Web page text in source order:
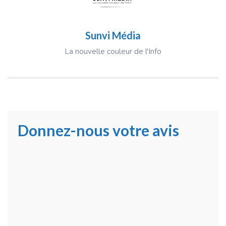
Sunvi Média
La nouvelle couleur de l'Info
Donnez-nous votre avis